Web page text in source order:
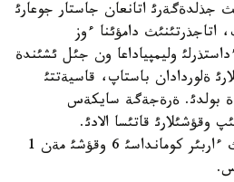
جذلدةگةرئ اتانعان جاستار جوعارئ
اتاجذرتئنئث دامؤئنا ءوز
وليمپياداعا ون جئل ئشئندة
ةلوردادان باستاپ، قاسيةتتئ
بولدئ. ةرةجةگة سايكةس
9-11 (12) سئنئپ وقؤشئلارئ قاتئسا الادئ.
قاتئسؤشئ-مةملةكةتتةردئث ءاربئر كومانداسئ 6 وقؤشئ مةن 1